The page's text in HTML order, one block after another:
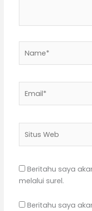
Web
Beritahu saya
melalui surel.
Beritahu saya